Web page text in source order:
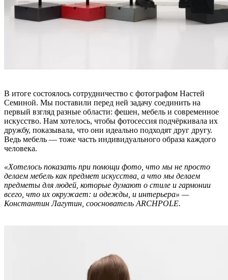
В итоге состоялось сотрудничество с фотографом Настей
Семиной. Мы поставили перед ней задачу соединить на
первый взгляд разные области: фешен, мебель и современное
искусство. Нам хотелось, чтобы фотосессия подчёркивала их
дружбу, показывала, что они идеально подходят друг другу.
Ведь мебель — тоже часть индивидуального образа каждого
человека.
«Хотелось показать при помощи фото, что мы не просто
делаем мебель как предмет искусства, а что мы делаем
предметы для людей, которые думают о стиле и гармонии
всего, что их окружает: и одежды, и интерьера» —
Константин Лагутин, сооснователь ARCHPOLE.